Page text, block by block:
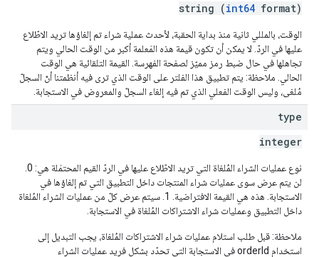
string (int64 format)
الوقت، بالمللي ثانية منذ بداية الحقبة، لأحدث عملية شراء تم إلغاؤها تريد الاطّلاع
عليها في الردّ. لا يمكن أن تكون قيمة هذه المَعلمة أكبر من الوقت الحالي ويتم
تجاهلها في حال ضبط رمز مميّز لصفحة الفهرسة. القيمة التلقائية هي الوقت
الحالي. ملاحظة: يتم تطبيق هذا الفلتر على الوقت الذي ترى فيه أنظمتنا أنّ السجلّ
مُلغى، وليس الوقت الفعلي الذي تم فيه إلغاء السجلّ والمعروض في الاستجابة.
type
integer
لن يتم عرض سوى عمليات شراء المنتجات داخل التطبيق التي تم إلغاؤها في
الاستجابة. هذه هي القيمة الافتراضية. 1. سيتم عرض كلّ من عمليات الشراء المُلغاة
داخل التطبيق وعمليات شراء الاشتراكات المُلغاة في الاستجابة.
ملاحظة: قبل طلب استلام عمليات شراء الاشتراكات المُلغاة، يجب التبديل إلى
استخدام orderId في الاستجابة التي تحدّد بشكل فريد عمليات الشراء